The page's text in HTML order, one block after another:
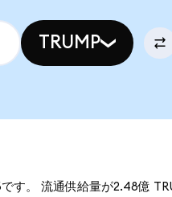
TRUMP
す。 流通供給量が2.48億